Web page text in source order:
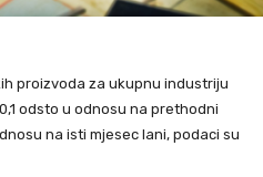
proizvoda za ukupnu industriju
odsto u odnosu na prethodni
na isti mjesec lani, podaci su